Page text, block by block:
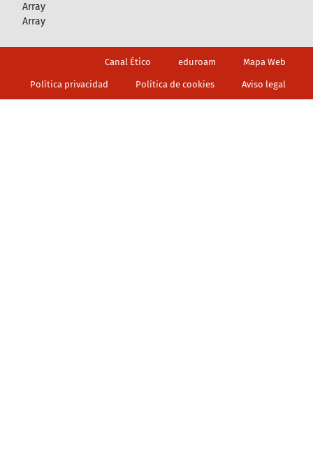
Array
Array
Canal Ético eduroam Mapa Web
Política privacidad Política de cookies Aviso legal